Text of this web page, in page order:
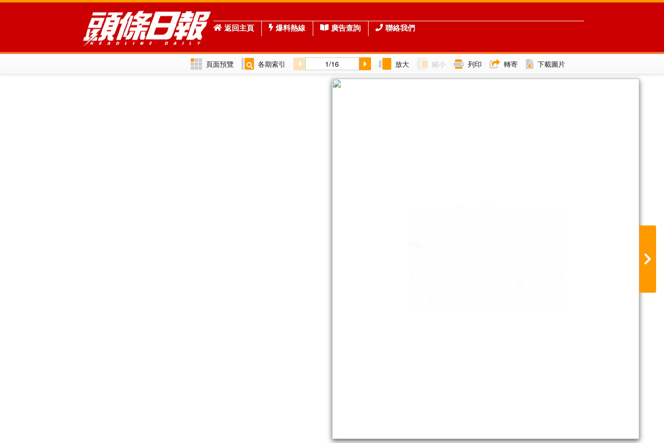
返回主頁 爆料熱線 廣告查詢 聯絡我們